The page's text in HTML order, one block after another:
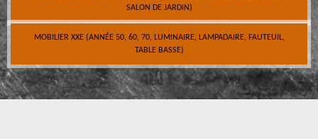
SALON DE JARDIN)
MOBILIER XXE (ANNÉE 50, 60, 70, LUMINAIRE, LAMPADAIRE, FAUTEUIL,
TABLE BASSE)